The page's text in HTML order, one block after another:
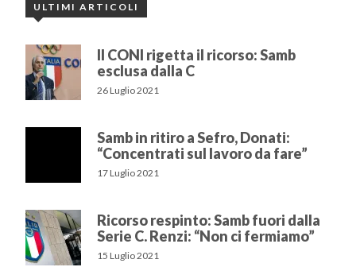
ULTIMI ARTICOLI
Il CONI rigetta il ricorso: Samb
esclusa dalla C
26 Luglio 2021
Samb in ritiro a Sefro, Donati:
“Concentrati sul lavoro da fare”
17 Luglio 2021
Ricorso respinto: Samb fuori dalla
Serie C. Renzi: “Non ci fermiamo”
15 Luglio 2021